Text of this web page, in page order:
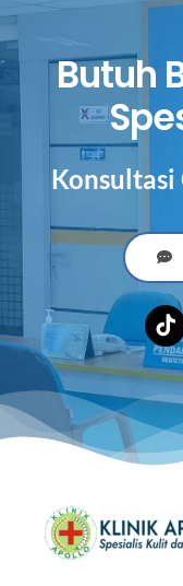
Butuh
Konsultasi